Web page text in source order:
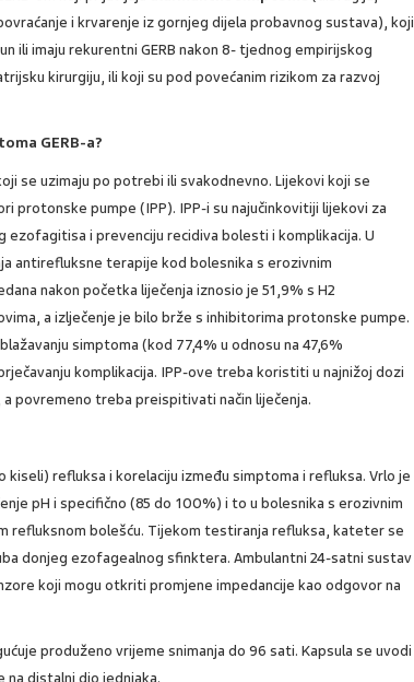
i krvarenje iz gornjeg dijela probavnog sustava), koji
ili imaju rekurentni GERB nakon 8- tjednog empirijskog
kirurgiju, ili koji su pod povećanim rizikom za razvoj
GERB-a?
se uzimaju po potrebi ili svakodnevno. Lijekovi koji se
protonske pumpe (IPP). IPP-i su najučinkovitiji lijekovi za
ezofagitisa i prevenciju recidiva bolesti i komplikacija. U
antirefluksne terapije kod bolesnika s erozivnim
nakon početka liječenja iznosio je 51,9% s H2
a izlječenje je bilo brže s inhibitorima protonske pumpe.
simptoma (kod 77,4% u odnosu na 47,6%
komplikacija. IPP-ove treba koristiti u najnižoj dozi
povremeno treba preispitivati način liječenja.
refluksa i korelaciju između simptoma i refluksa. Vrlo je
pH i specifično (85 do 100%) i to u bolesnika s erozivnim
refluksnom bolešću. Tijekom testiranja refluksa, kateter se
donjeg ezofagealnog sfinktera. Ambulantni 24-satni sustav
koji mogu otkriti promjene impedancije kao odgovor na
produženo vrijeme snimanja do 96 sati. Kapsula se uvodi
na distalni dio jednjaka.